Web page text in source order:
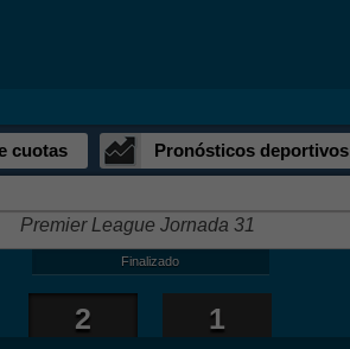
cuotas Pronósticos deportivos
Premier League Jornada 31
Finalizado
2 1